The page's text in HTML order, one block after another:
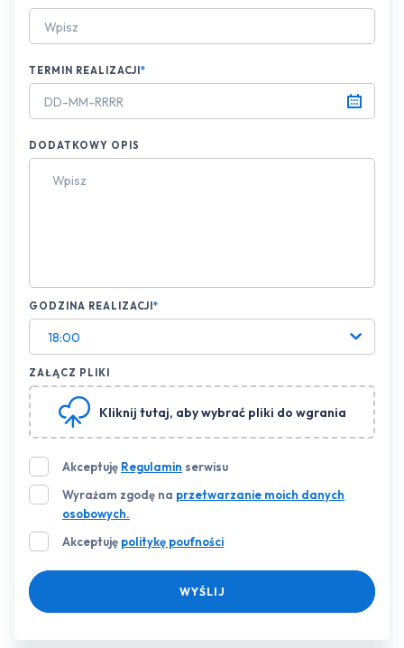
TERMIN REALIZACJI *
DODATKOWY OPIS
GODZINA REALIZACJI *
18:00
ZAŁĄCZ PLIKI
Kliknij tutaj, aby wybrać pliki do wgrania
Akceptuję Regulamin serwisu
Wyrażam zgodę na przetwarzanie moich danych
osobowych.
Akceptuję politykę poufności
WYŚLIJ